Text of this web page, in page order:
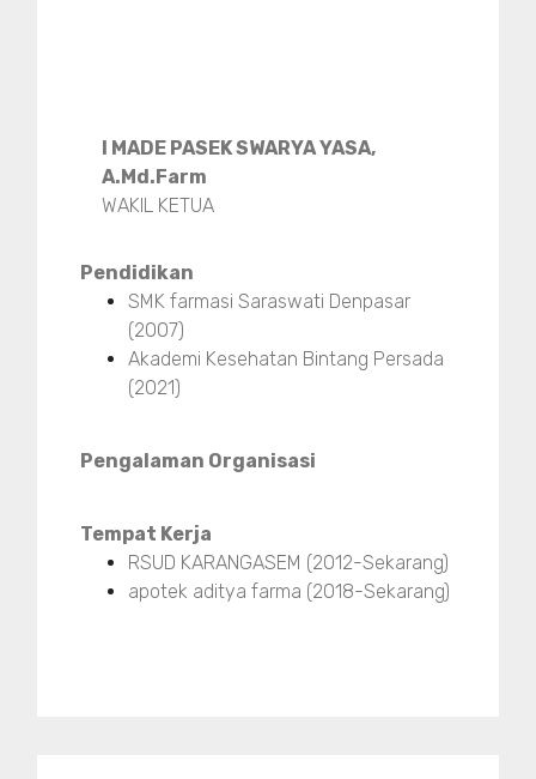
I MADE PASEK SWARYA YASA,
A.Md.Farm
WAKIL KETUA
Pendidikan
SMK farmasi Saraswati Denpasar
(2007)
Akademi Kesehatan Bintang Persada
(2021)
Pengalaman Organisasi
Tempat Kerja
RSUD KARANGASEM (2012-Sekarang)
apotek aditya farma (2018-Sekarang)